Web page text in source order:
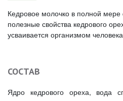
Кедровое молочко в полной мере
полезные свойства кедрового
усваивается организмом
СОСТАВ
Ядро кедрового ореха, вода